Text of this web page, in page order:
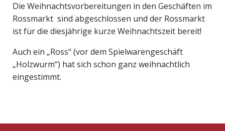
Die Weihnachtsvorbereitungen in den Geschäften im
Rossmarkt sind abgeschlossen und der Rossmarkt
ist für die diesjährige kurze Weihnachtszeit bereit!
Auch ein „Ross“ (vor dem Spielwarengeschäft
„Holzwurm“) hat sich schon ganz weihnachtlich
eingestimmt.